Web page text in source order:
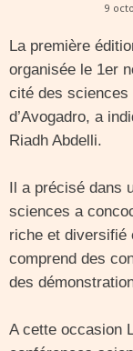
9
La première
organisée le 1er
cité des sciences
d’Avogadro, a
Riadh Abdelli.
Il a précisé dans
sciences a
riche et diversifié
comprend des
des
A cette occasion